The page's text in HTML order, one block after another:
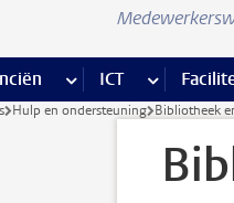
meer Financiën
ICT meer ICT
Hulp en ondersteuning Bibliotheek